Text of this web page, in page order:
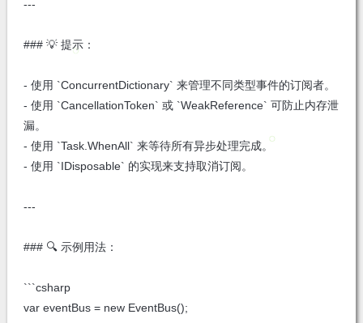
---
### 💡 提示：
- 使用 `ConcurrentDictionary` 来管理不同类型事件的订阅者。
- 使用 `CancellationToken` 或 `WeakReference` 可防止内存泄
漏。
- 使用 `Task.WhenAll` 来等待所有异步处理完成。
- 使用 `IDisposable` 的实现来支持取消订阅。
---
### 🔍 示例用法：
```csharp
var eventBus = new EventBus();